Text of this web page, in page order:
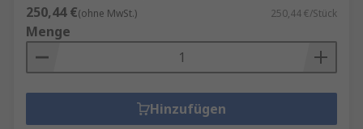
250,44 €(ohne MwSt.) 250,44 €/Stück
Menge
Hinzufügen